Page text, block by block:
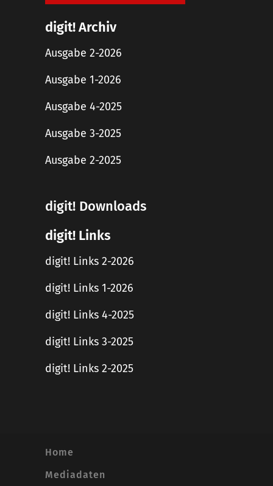
digit! Archiv
Ausgabe 2-2026
Ausgabe 1-2026
Ausgabe 4-2025
Ausgabe 3-2025
Ausgabe 2-2025
digit! Downloads
digit! Links
digit! Links 2-2026
digit! Links 1-2026
digit! Links 4-2025
digit! Links 3-2025
digit! Links 2-2025
Home
Mediadaten